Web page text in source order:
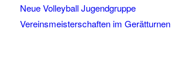
Neue Volleyball Jugendgruppe
Vereinsmeisterschaften im Gerätturnen